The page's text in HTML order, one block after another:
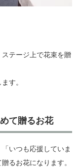
テージ上で花束を贈
す。
て贈るお花
いつも応援していま
るお花になります。